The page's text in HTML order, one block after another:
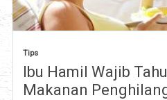
Tips
Ibu Hamil Wajib
Makanan